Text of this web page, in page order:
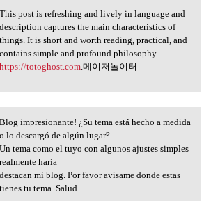
post is refreshing and
This post is refreshing and lively in language and
description captures the main characteristics of
things. It is short and worth reading, practical, and
contains simple and profound philosophy.
https://totoghost.com.메이저놀이터
impresionante! ¿Su tema
Blog impresionante! ¿Su tema está hecho a medida
o lo descargó de algún lugar?
Un tema como el tuyo con algunos ajustes simples
realmente haría
destacan mi blog. Por favor avísame donde estas
tienes tu tema. Salud